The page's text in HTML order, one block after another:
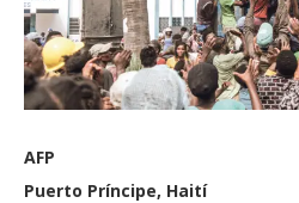
AFP
Puerto Príncipe, Haití